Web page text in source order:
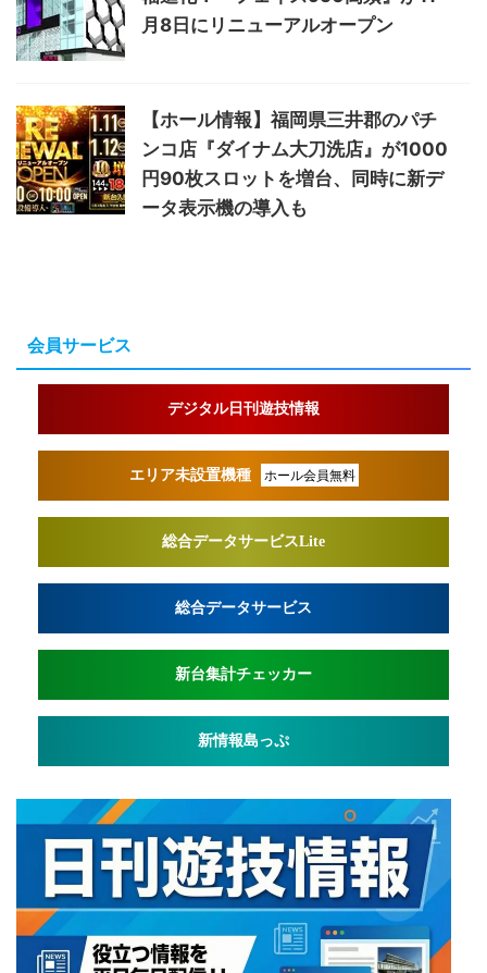
月8日にリニューアルオープン
【ホール情報】福岡県三井郡のパチ
ンコ店『ダイナム大刀洗店』が1000
円90枚スロットを増台、同時に新デ
ータ表示機の導入も
会員サービス
デジタル日刊遊技情報
エリア未設置機種 ホール会員無料
総合データサービスLite
総合データサービス
新台集計チェッカー
新情報島っぷ